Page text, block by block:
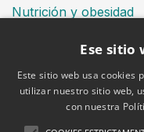
Nutrición y obesidad
Financiación
Ese sitio
Este sitio web usa cookies
utilizar nuestro sitio web,
con nuestra